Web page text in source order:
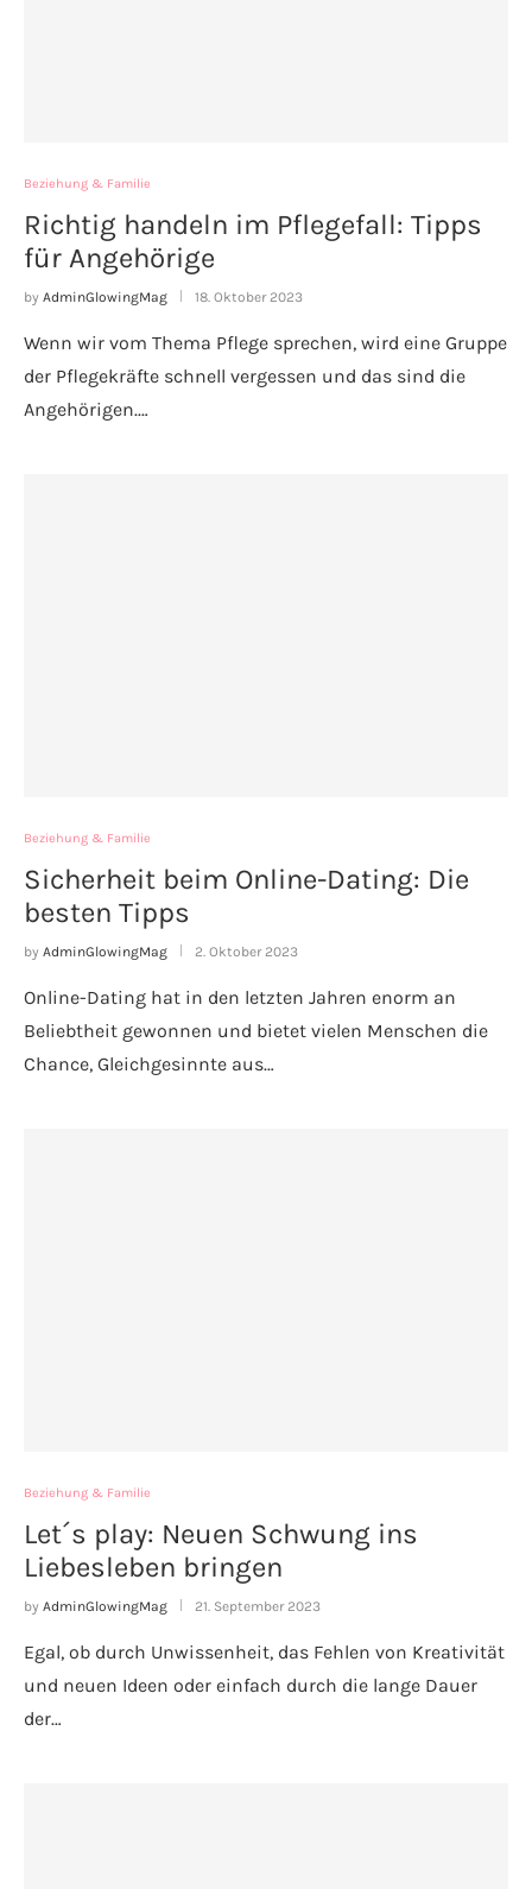
Beziehung & Familie
Richtig handeln im Pflegefall: Tipps
für Angehörige
by AdminGlowingMag 18. Oktober 2023
Wenn wir vom Thema Pflege sprechen, wird eine Gruppe
der Pflegekräfte schnell vergessen und das sind die
Angehörigen.…
Beziehung & Familie
Sicherheit beim Online-Dating: Die
besten Tipps
by AdminGlowingMag 2. Oktober 2023
Online-Dating hat in den letzten Jahren enorm an
Beliebtheit gewonnen und bietet vielen Menschen die
Chance, Gleichgesinnte aus…
Beziehung & Familie
Let´s play: Neuen Schwung ins
Liebesleben bringen
by AdminGlowingMag 21. September 2023
Egal, ob durch Unwissenheit, das Fehlen von Kreativität
und neuen Ideen oder einfach durch die lange Dauer
der…